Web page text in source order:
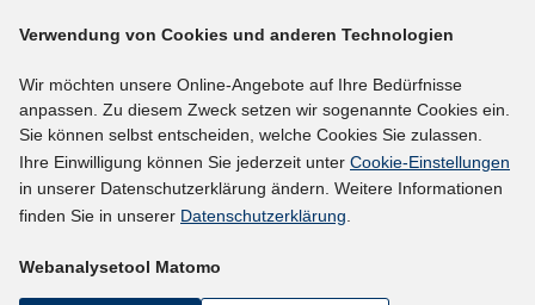
Barrieren melden
Social-Media-Kanäle
BlueSky
YouTube
LinkedIn
kununu
Verwendung von Cookies und anderen Technologien
Wir möchten unsere Online-Angebote auf Ihre Bedürfnisse
anpassen. Zu diesem Zweck setzen wir sogenannte Cookies ein.
Sie können selbst entscheiden, welche Cookies Sie zulassen.
Ihre Einwilligung können Sie jederzeit unter Cookie-Einstellungen
in unserer Datenschutzerklärung ändern. Weitere Informationen
finden Sie in unserer Datenschutzerklärung.
Webanalysetool Matomo